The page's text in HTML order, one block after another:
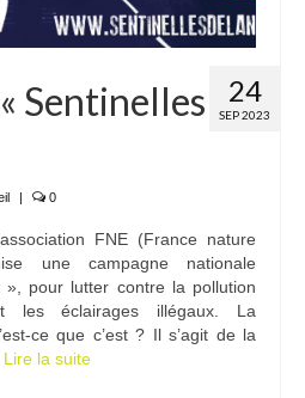
parc
de déchets
24
SEP 2023
Sentinelles
| 0
FNE (France nature
une campagne nationale
pour lutter contre la pollution
les éclairages illégaux. La
ce que c’est ? Il s’agit de la
Lire la suite­­